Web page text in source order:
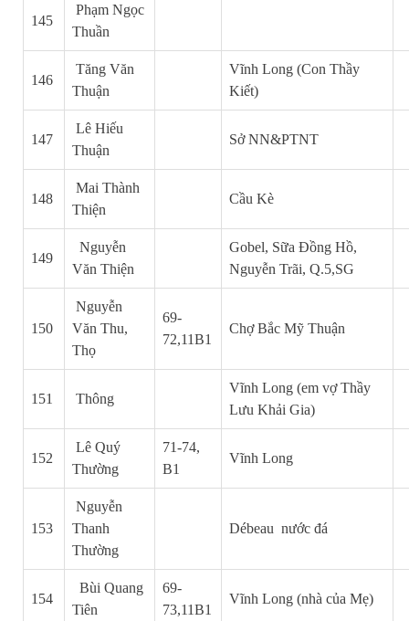
145
Phạm Ngọc
Thuần
146
Tăng Văn
Thuận
Vĩnh Long (Con Thầy
Kiết)
147
Lê Hiếu
Thuận
Sở NN&PTNT
148
Mai Thành
Thiện
Cầu Kè
149
Nguyễn
Văn Thiện
Gobel, Sữa Đồng Hồ,
Nguyễn Trãi, Q.5,SG
150
Nguyễn
Văn Thu,
Thọ
69-
72,11B1
Chợ Bắc Mỹ Thuận
151 Thông
Vĩnh Long (em vợ Thầy
Lưu Khải Gia)
152
Lê Quý
Thường
71-74,
B1
Vĩnh Long
153
Nguyễn
Thanh
Thường
Débeau nước đá
154
Bùi Quang
Tiên
69-
73,11B1
Vĩnh Long (nhà của Mẹ)